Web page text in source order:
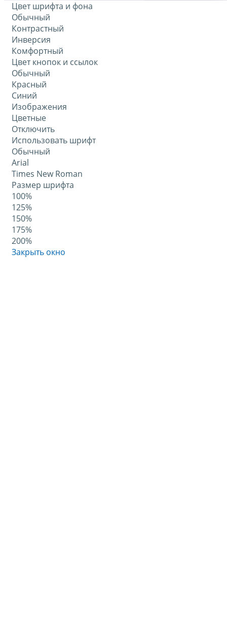
Цвет шрифта и фона
Обычный
Контрастный
Инверсия
Комфортный
Цвет кнопок и ссылок
Обычный
Красный
Синий
Изображения
Цветные
Отключить
Использовать шрифт
Обычный
Arial
Times New Roman
Размер шрифта
100%
125%
150%
175%
200%
Закрыть окно